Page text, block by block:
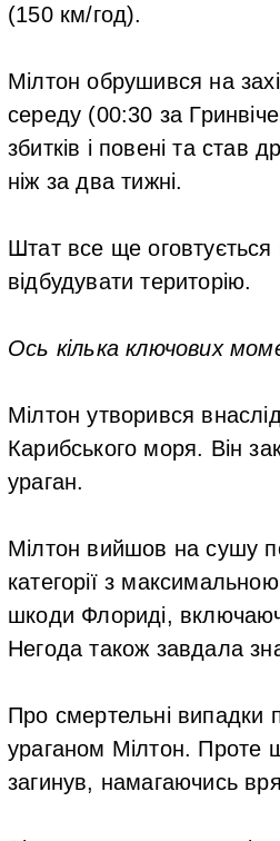
(150 км/год).
Мілтон обрушився на
середу (00:30 за
збитків і повені та
ніж за два тижні.
Штат все ще оговтується
відбудувати територію.
Ось кілька ключових
Мілтон утворився
Карибського моря. Він
ураган.
Мілтон вийшов на сушу
категорії з
шкоди Флориді,
Негода також завдала
Про смертельні випадки
ураганом Мілтон. Проте
загинув, намагаючись